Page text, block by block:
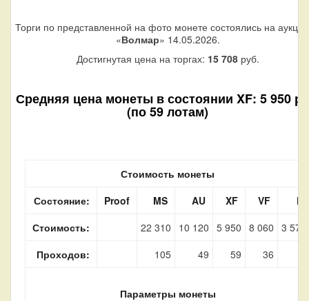
Торги по представленной на фото монете состоялись на
«Волмар» 14.05.2026.
Достигнутая цена на торгах: 15 708руб.
Средняя цена монеты в состоянии XF: 5 950
(по 59 лотам)
Стоимость монеты
Состояние:
Proof MS AU XF VF
F
Стоимость:
22 310 10 120 5 950 8 060 3 570
Проходов:
105 49 59 36
Параметры монеты